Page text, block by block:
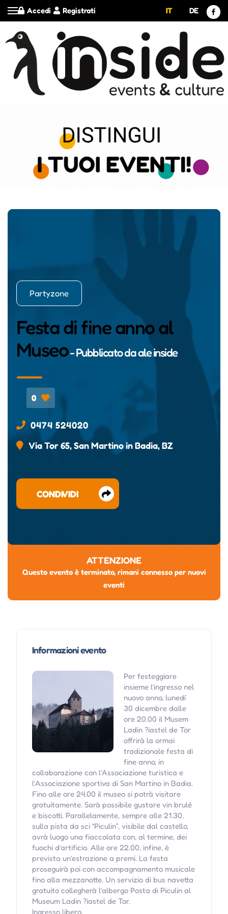
Registrati
Accedi IT DE
Partyzone
Festa di fine anno al
Museo- Pubblicato daale inside
0
0474 524020
Via Tor 65, San Martino in Badia, BZ
CONDIVIDI
ATTENZIONE
Questo evento è terminato, rimani connesso per nuovi
eventi
Informazioni evento
Per festeggiare
insieme l’ingresso nel
nuovo anno, lunedí
30 dicembre dalle
ore 20.00 il Musem
Ladin ?iastel de Tor
offrirà la ormai
tradizionale festa di
fine anno, in
collaborazione con l’Associazione turistica e
l’Associazione sportiva di San Martino in Badia.
Fino alle ore 24.00 il museo si potrà visitare
gratuitamente. Sarà possibile gustare vin brulé
e biscotti. Parallelamente, sempre alle 21.30,
sulla pista da sci “Piculin”, visibile dal castello,
avrà luogo una fiaccolata con, al termine, dei
fuochi d’artificio. Alle ore 22.00, infine, è
prevista un’estrazione a premi. La festa
proseguirà poi con accompagnamento musicale
fino alla mezzanotte. Un servizio di bus navetta
gratuito collegherà l’albergo Posta di Piculin al
Museum Ladin ?iastel de Tor.
Ingresso libero.